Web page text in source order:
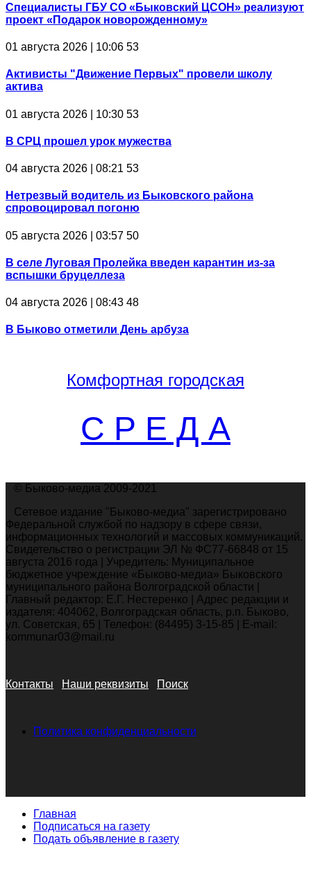
Специалисты ГБУ СО «Быковский ЦСОН» реализуют
проект «Подарок новорожденному»
01 августа 2026 | 10:06 53
Активисты "Движение Первых" провели школу
актива
01 августа 2026 | 10:30 53
В СРЦ прошел урок мужества
04 августа 2026 | 08:21 53
Нетрезвый водитель из Быковского района
спровоцировал погоню
05 августа 2026 | 03:57 50
В селе Луговая Пролейка введен карантин из-за
вспышки бруцеллеза
04 августа 2026 | 08:43 48
В Быково отметили День арбуза
Комфортная городская
С Р Е Д А
© Быково-медиа 2009-2021
Сетевое издание "Быково-медиа" зарегистрировано
Федеральной службой по надзору в сфере связи,
информационных технологий и массовых коммуникаций.
Свидетельство о регистрации ЭЛ № ФС77-66848 от 15
августа 2016 года | Учредитель: Муниципальное
бюджетное учреждение «Быково-медиа» Быковского
муниципального района Волгоградской области |
Главный редактор: Е.Г. Нестеренко | Адрес редакции и
издателя: 404062, Волгоградская область, р.п. Быково,
ул. Советская, 65 | Телефон: (84495) 3-15-85 | E-mail:
kommunar03@mail.ru
Контакты Наши реквизиты Поиск
Политика конфиденциальности
Главная
Подписаться на газету
Подать объявление в газету